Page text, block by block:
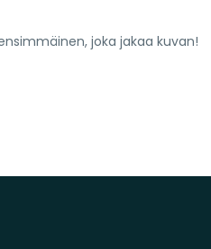
joka jakaa kuvan!